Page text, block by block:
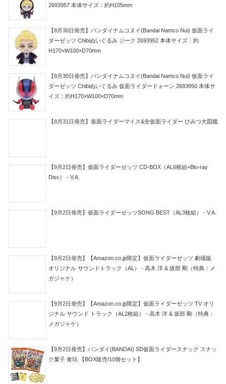
2693957 本体サイズ：約H105mm
【8月30日発売】バンダイナムコヌイ(Bandai Namco Nui) 仮面ライ
ダーゼッツ Chibiぬいぐるみ ジーク 2693952 本体サイズ：約
H170×W100×D70mm
【8月30日発売】バンダイナムコヌイ(Bandai Namco Nui) 仮面ライ
ダーゼッツ Chibiぬいぐるみ 仮面ライダードォーン 2693950 本体サ
イズ：約H170×W100×D70mm
【8月31日発売】仮面ライダーマイス&全仮面ライダー ひみつ大図鑑
【9月2日発売】仮面ライダーゼッツ CD-BOX（AL6枚組+Blu-ray
Disc） - V.A.
【9月2日発売】仮面ライダーゼッツSONG BEST（AL3枚組） - V.A.
【9月2日発売】【Amazon.co.jp限定】仮面ライダーゼッツ 劇場版
オリジナル サウンドトラック（AL） - 高木 洋 & 坂部 剛（特典：メ
ガジャケ）
【9月2日発売】【Amazon.co.jp限定】仮面ライダーゼッツ TV オリ
ジナル サウンド トラック（AL2枚組） - 高木 洋 & 坂部 剛（特典：
メガジャケ）
【9月2日発売】バンダイ(BANDAI) SD仮面ライダースナック スナッ
ク菓子 食玩 【BOX販売/10個セット】